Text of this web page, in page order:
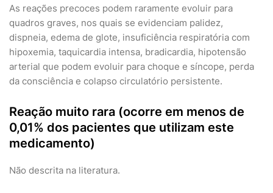
As reações precoces podem raramente evoluir para
quadros graves, nos quais se evidenciam palidez,
dispneia, edema de glote, insuficiência respiratória com
hipoxemia, taquicardia intensa, bradicardia, hipotensão
arterial que podem evoluir para choque e síncope, perda
da consciência e colapso circulatório persistente.
Reação muito rara (ocorre em menos de
0,01% dos pacientes que utilizam este
medicamento)
Não descrita na literatura.